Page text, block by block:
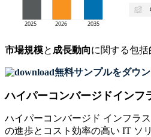
市場規模と成長動向に関する包
無料サンプルをダウ
ハイパーコンバージドインフ
ハイパーコンバージド インフラ
の進歩とコスト効率の高い IT ソ